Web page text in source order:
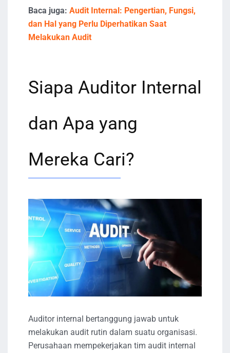
Baca juga: Audit Internal: Pengertian, Fungsi,
dan Hal yang Perlu Diperhatikan Saat
Melakukan Audit
Siapa Auditor Internal
dan Apa yang
Mereka Cari?
Auditor internal bertanggung jawab untuk
melakukan audit rutin dalam suatu organisasi.
Perusahaan mempekerjakan tim audit internal